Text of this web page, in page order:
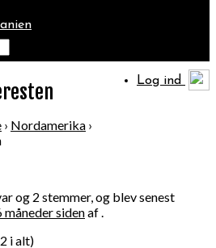
Log ind
› Nordamerika ›
og 2 stemmer, og blev senest
måneder sidenaf .
i alt)